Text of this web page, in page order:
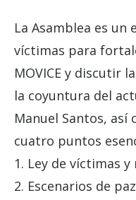
La Asamblea es un
víctimas para
MOVICE y discutir
la coyuntura del
Manuel Santos, así
cuatro puntos
1. Ley de víctimas
2. Escenarios de